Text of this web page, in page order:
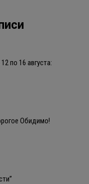
по 16 августа:
Обидимо!